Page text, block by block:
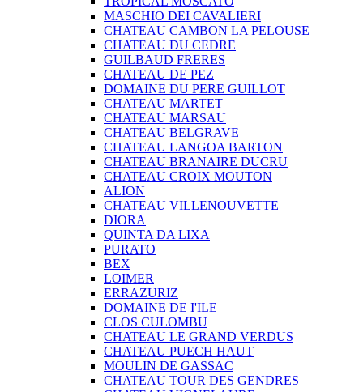
MASCHIO DEI CAVALIERI
CHATEAU CAMBON LA PELOUSE
CHATEAU DU CEDRE
GUILBAUD FRERES
CHATEAU DE PEZ
DOMAINE DU PERE GUILLOT
CHATEAU MARTET
CHATEAU MARSAU
CHATEAU BELGRAVE
CHATEAU LANGOA BARTON
CHATEAU BRANAIRE DUCRU
CHATEAU CROIX MOUTON
ALION
CHATEAU VILLENOUVETTE
DIORA
QUINTA DA LIXA
PURATO
BEX
LOIMER
ERRAZURIZ
DOMAINE DE I'ILE
CLOS CULOMBU
CHATEAU LE GRAND VERDUS
CHATEAU PUECH HAUT
MOULIN DE GASSAC
CHATEAU TOUR DES GENDRES